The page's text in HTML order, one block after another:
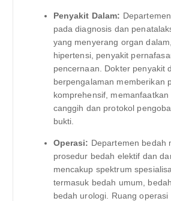
Penyakit Dalam:
pada diagnosis dan
yang menyerang organ
hipertensi, penyakit
pencernaan. Dokter penyakit
berpengalaman memberikan
komprehensif,
canggih dan protokol
bukti.
Operasi: Departemen bedah
prosedur bedah elektif dan
mencakup spektrum
termasuk bedah umum,
bedah urologi. Ruang operasi